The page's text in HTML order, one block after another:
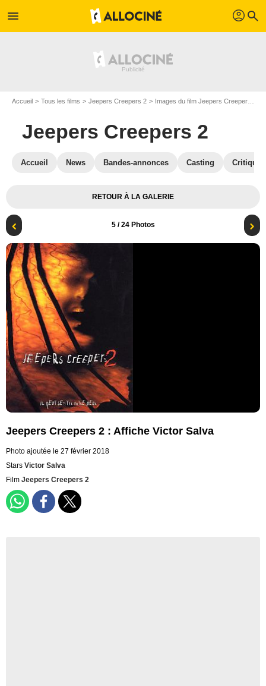
menu profil search
Accueil Tous les films Jeepers Creepers 2 Images du film Jeepers Creepers 2
Jeepers Creepers 2
Accueil News Bandes-annonces Casting
RETOUR À LA GALERIE
5/ 24 Photos
Jeepers Creepers 2 : Affiche Victor Salva
Photo ajoutée le 27 février 2018
Stars Victor Salva
Film Jeepers Creepers 2